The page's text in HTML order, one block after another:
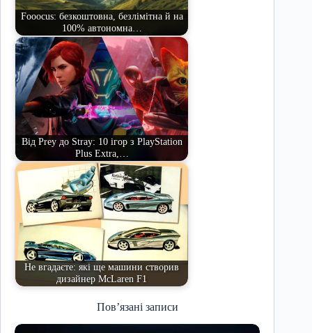
Fooocus: безкоштовна, безлімітна й на
100% автономна…
Від Prey до Stray: 10 ігор з PlayStation
Plus Extra,…
Не вгадаєте: які ще машини створив
дизайнер McLaren F1
Пов’язані записи